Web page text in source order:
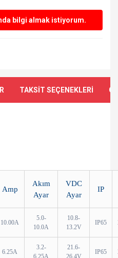
bilgi almak istiyorum.
TAKSİT SEÇENEKLERİ
Amp
Akım
Ayar
VDC
Ayar
IP
10.00A
5.0-
10.0A
10.8-
13.2V
IP65
6.25A
3.2-
6.25A
21.6-
26.4V
IP65